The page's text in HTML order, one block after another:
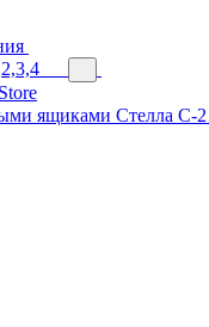
ящиками Стелла С-2